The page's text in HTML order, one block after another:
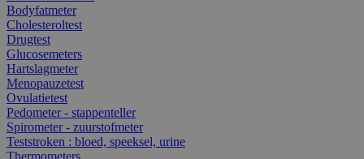
Bodyfatmeter
Cholesteroltest
Drugtest
Glucosemeters
Hartslagmeter
Menopauzetest
Ovulatietest
Pedometer - stappenteller
Spirometer - zuurstofmeter
Teststroken : bloed, speeksel, urine
Thermometers